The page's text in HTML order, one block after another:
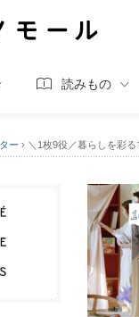
読みもの
ー › ＼1枚9役／暮らしを彩